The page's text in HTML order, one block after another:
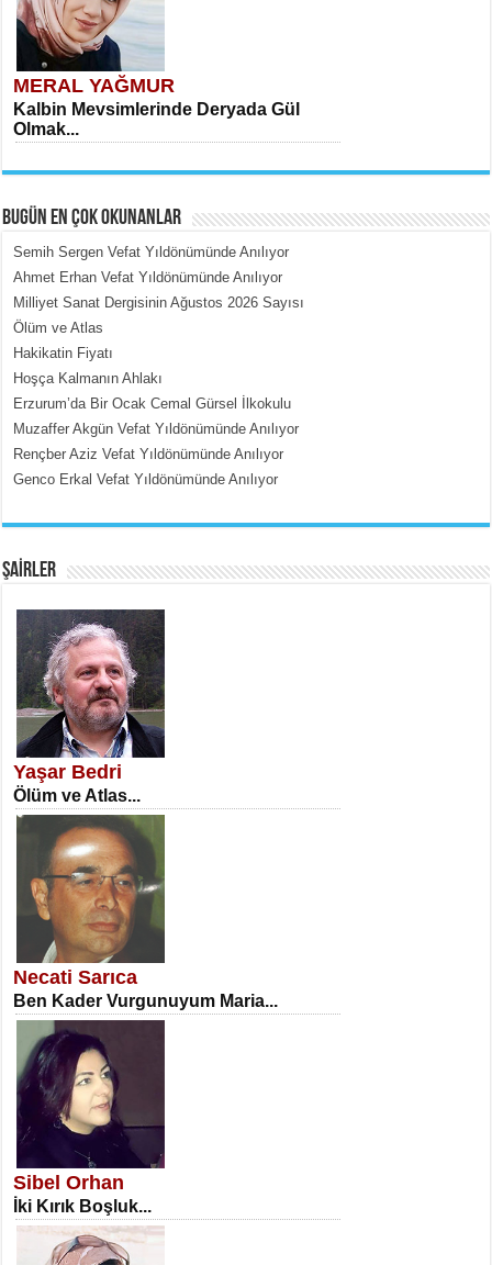
MERAL YAĞMUR
Kalbin Mevsimlerinde Deryada Gül
Olmak...
MEHMET ÇOBAN
İçerdeki Put Dışardaki Maskeler...
SATILMIŞ ÜMİT ÇETİNKAYA
Erkenlik...
NECLA DİLEK ARSLAN
Öğretmenler Günü Mahkemesi...
İSA KARATEPE
Ekranlar Arasında Kaybolan İnsan...
BUGÜN EN ÇOK OKUNANLAR
Semih Sergen Vefat Yıldönümünde Anılıyor
Ahmet Erhan Vefat Yıldönümünde Anılıyor
Milliyet Sanat Dergisinin Ağustos 2026 Sayısı
Ölüm ve Atlas
Hakikatin Fiyatı
Hoşça Kalmanın Ahlakı
Erzurum’da Bir Ocak Cemal Gürsel İlkokulu
Muzaffer Akgün Vefat Yıldönümünde Anılıyor
Rençber Aziz Vefat Yıldönümünde Anılıyor
Genco Erkal Vefat Yıldönümünde Anılıyor
ŞAİRLER
Yaşar Bedri
Ölüm ve Atlas...
Necati Sarıca
Ben Kader Vurgunuyum Maria...
Sibel Orhan
İki Kırık Boşluk...